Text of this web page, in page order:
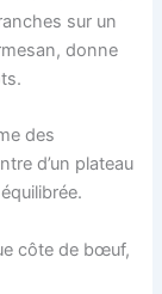
sur un
donne
des
d’un plateau
côte de bœuf,